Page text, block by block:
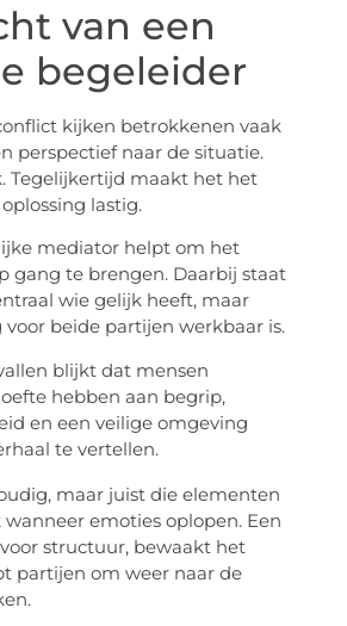
van een
begeleider
kijken betrokkenen vaak
perspectief naar de situatie.
Tegelijkertijd maakt het het
lastig.
mediator helpt om het
gang te brengen. Daarbij staat
wie gelijk heeft, maar
voor beide partijen werkbaar is.
blijkt dat mensen
hebben aan begrip,
en een veilige omgeving
te vertellen.
maar juist die elementen
emoties oplopen. Een
structuur, bewaakt het
partijen om weer naar de